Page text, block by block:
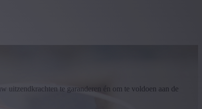
te garanderen én om te voldoen aan de